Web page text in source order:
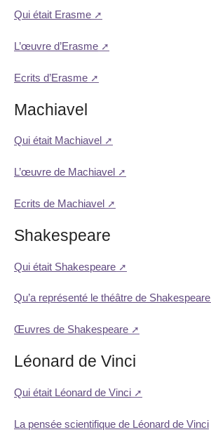
Qui était Erasme
L’œuvre d’Erasme
Ecrits d’Erasme
Machiavel
Qui était Machiavel
L’œuvre de Machiavel
Ecrits de Machiavel
Shakespeare
Qui était Shakespeare
Qu’a représenté le théâtre de Shakespeare
Œuvres de Shakespeare
Léonard de Vinci
Qui était Léonard de Vinci
La pensée scientifique de Léonard de Vinci